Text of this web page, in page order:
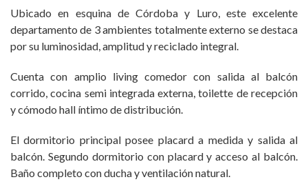
Ubicado en esquina de Córdoba y Luro, este excelente
departamento de 3 ambientes totalmente externo se destaca
por su luminosidad, amplitud y reciclado integral.
Cuenta con amplio living comedor con salida al balcón
corrido, cocina semi integrada externa, toilette de recepción
y cómodo hall íntimo de distribución.
El dormitorio principal posee placard a medida y salida al
balcón. Segundo dormitorio con placard y acceso al balcón.
Baño completo con ducha y ventilación natural.